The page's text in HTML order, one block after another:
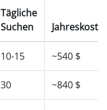
Tägliche
Suchen
10-15 ~540 $
30 ~840 $